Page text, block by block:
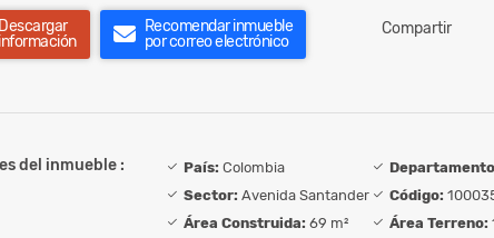
Descargar
información
Recomendar inmueble
por correo electrónico
Compartir
del inmueble : País: Colombia
Sector: Avenida Santander Código:
Área Construida: 69 m² Área Terreno: